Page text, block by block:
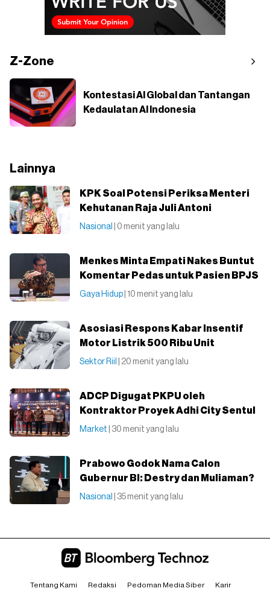
Z-Zone
Kontestasi AI Global dan Tantangan
Kedaulatan AI Indonesia
Lainnya
KPK Soal Potensi Periksa Menteri
Kehutanan Raja Juli Antoni
Nasional | 0 menit yang lalu
Menkes Minta Empati Nakes Buntut
Komentar Pedas untuk Pasien BPJS
Gaya Hidup | 10 menit yang lalu
Asosiasi Respons Kabar Insentif
Motor Listrik 500 Ribu Unit
Sektor Riil | 20 menit yang lalu
ADCP Digugat PKPU oleh
Kontraktor Proyek Adhi City Sentul
Market | 30 menit yang lalu
Prabowo Godok Nama Calon
Gubernur BI: Destry dan Muliaman?
Nasional | 35 menit yang lalu
Tentang Kami Redaksi Pedoman Media Siber Karir